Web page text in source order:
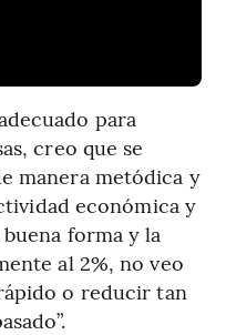
para
creo que se
manera metódica y
económica y
forma y la
al 2%, no veo
o reducir tan